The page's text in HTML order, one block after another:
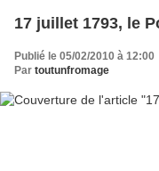
17 juillet 1793, le
Publié le 05/02/2010 à 12:00
Par toutunfromage